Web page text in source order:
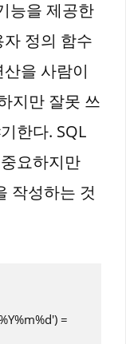
능을 제공한
정의 함수
을 사람이
지만 잘못 쓰
한다. SQL
요하지만
작성하는 것
=